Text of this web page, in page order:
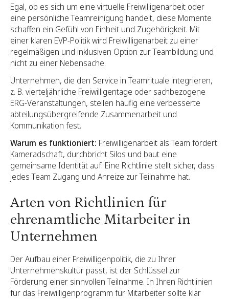
Egal, ob es sich um eine virtuelle Freiwilligenarbeit oder
eine persönliche Teamreinigung handelt, diese Momente
schaffen ein Gefühl von Einheit und Zugehörigkeit. Mit
einer klaren EVP-Politik wird Freiwilligenarbeit zu einer
regelmäßigen und inklusiven Option zur Teambildung und
nicht zu einer Nebensache.
Unternehmen, die den Service in Teamrituale integrieren,
z. B. vierteljährliche Freiwilligentage oder sachbezogene
ERG-Veranstaltungen, stellen häufig eine verbesserte
abteilungsübergreifende Zusammenarbeit und
Kommunikation fest.
Warum es funktioniert: Freiwilligenarbeit als Team fördert
Kameradschaft, durchbricht Silos und baut eine
gemeinsame Identität auf. Eine Richtlinie stellt sicher, dass
jedes Team Zugang und Anreize zur Teilnahme hat.
Arten von Richtlinien für
ehrenamtliche Mitarbeiter in
Unternehmen
Der Aufbau einer Freiwilligenpolitik, die zu Ihrer
Unternehmenskultur passt, ist der Schlüssel zur
Förderung einer sinnvollen Teilnahme. In Ihren Richtlinien
für das Freiwilligenprogramm für Mitarbeiter sollte klar